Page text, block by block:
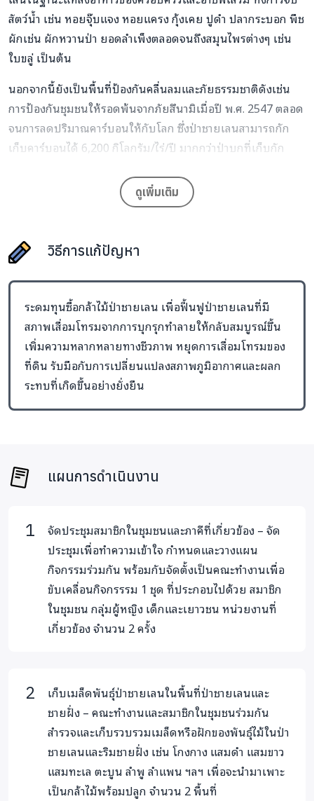
สัตว์น้ำ เช่น หอยจุ๊บแจง หอยแครง กุ้งเคย ปูดำ ปลากระบอก พืช
ผักเช่น ผักหวานป่า ยอดลำเพ็งตลอดจนถึงสมุนไพรต่างๆ เช่น
ใบขลู่ เป็นต้น
นอกจากนี้ยังเป็นพื้นที่ป้องกันคลื่นลมและภัยธรรมชาติดังเช่น
การป้องกันชุมชนให้รอดพ้นจากภัยสึนามิเมื่อปี พ.ศ. 2547 ตลอด
จนการลดปริมาณคาร์บอนให้กับโลก ซึ่งป่าชายเลนสามารถกัก
เก็บคาร์บอนได้ 6,200 กิโลกรัม/ไร่/ปี มากกว่าป่าบกที่เก็บกัก
เด็กได้รับผลประโยชน์โดยตรงจำนวน 1,000 คน จาก 200
ครอบครัว พื้นที่ดำเนินการได้แก่พื้นที่อ่าวพังงา(ตอนใน) ประกอบ
หล่อยูงอำเภอตะกั่วทุ่ง จังหวัดพังงาและป่าชายเลนคลองพารา
ตำบลป่าคลอก อำเภอถลาง จังหวัดภูเก็ต มีเนื้อที่รวมกันทั้ง 2
พื้นที่กว่า 5,700 ไร่
ปัญหาป่าชายเลนถูกบุกรุกทำลาย สาเหตุหลักมาจากแผนการ
พัฒนาของจังหวัดภูเก็ตและปริมณฑลที่มุ่งตอบโจทย์ทาง
เศรษฐกิจเป็นหลัก ไม่ใช่แนวทางการพัฒนาที่ยั่งยืน โดยมี
กิจกรรมสำคัญได้แก่ กิจกรรมการท่องเที่ยวที่รองรับนักท่องเที่ยว
กว่า 17 ล้านคนต่อปี และมีแผนที่จะขยายมากขึ้น เช่น การผลัก
ดันให้ภูเก็ตและอ่าวพังงาเป็นศูนย์กลางการท่องเที่ยวทางน้ำโลก
เพิ่มขึ้นทุกวัน
ออกแบบหรือพัฒนาพื้นที่ป่าชายเลน ทั้งที่ผู้หญิงเป็นผู้ที่มี
บทบาทหลักและมีองค์ความรู้เรื่องป่าชายเลนในฐานะพื้นที่สร้าง
ความมั่นคงทางด้านอาหารของครอบครัวและชุมชน ที่ผ่านมาทาง
ชุมชนและเครือข่ายชุมชนชายฝั่งอ่าวพังงา ได้ลุกขึ้นแสดงตัวเพื่อ
เข้าไปมีส่วนร่วมในการออกแบบการใช้และบริหารจัดการป่าชาย
เลน โดยร่วมมือกับองค์กรปกครองส่วนท้องถิ่นและกรม
การพัฒนาจังหวัดและของประเทศยังไม่เปลี่ยน ทิศทางการ
พัฒนาป่าชายเลนของหน่วยงานภาครัฐเองยังย้อนแย้งกันจำเป็น
จะต้องมีการผลักดันและรณรงค์ให้เกิดผลกระทบในวงกว้างมาก
กิจกรรมปลูกป่าชายเลนเพื่อสร้างพื้นที่อาหารให้ผู้หญิงและเด็ก
ดูเพิ่มเติม
วิธีการแก้ปัญหา
ระดมทุนซื้อกล้าไม้ป่าชายเลน เพื่อฟื้นฟูป่าชายเลนที่มี
สภาพเสื่อมโทรมจากการบุกรุกทำลายให้กลับสมบูรณ์ขึ้น
เพิ่มความหลากหลายทางชีวภาพ หยุดการเสื่อมโทรมของ
ที่ดิน รับมือกับการเปลี่ยนแปลงสภาพภูมิอากาศและผลก
ระทบที่เกิดขึ้นอย่างยั่งยืน
แผนการดำเนินงาน
จัดประชุมสมาชิกในชุมชนและภาคีที่เกี่ยวข้อง – จัด
ประชุมเพื่อทำความเข้าใจ กำหนดและวางแผน
กิจกรรมร่วมกัน พร้อมกับจัดตั้งเป็นคณะทำงานเพื่อ
ขับเคลื่อนกิจกรรรม 1 ชุด ที่ประกอบไปด้วย สมาชิก
ในชุมชน กลุ่มผู้หญิง เด็กและเยาวชน หน่วยงานที่
เกี่ยวข้อง จำนวน 2 ครั้ง
เก็บเมล็ดพันธุ์ป่าชายเลนในพื้นที่ป่าชายเลนและ
ชายฝั่ง – คณะทำงานและสมาชิกในชุมชนร่วมกัน
สำรวจและเก็บรวบรวมเมล็ดหรือฝักของพันธุ์ไม้ในป่า
ชายเลนและริมชายฝั่ง เช่น โกงกาง แสมดำ แสมขาว
แสมทะเล ตะบูน ลำพู ลำแพน ฯลฯ เพื่อจะนำมาเพาะ
เป็นกล้าไม้พร้อมปลูก จำนวน 2 พื้นที่